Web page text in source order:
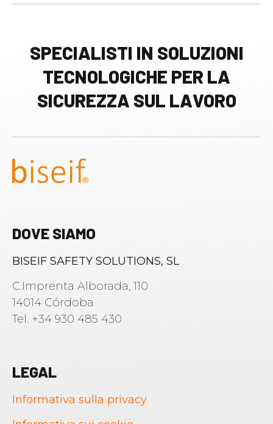
SPECIALISTI IN SOLUZIONI
TECNOLOGICHE PER LA
SICUREZZA SUL LAVORO
DOVE SIAMO
BISEIF SAFETY SOLUTIONS, SL
C.Imprenta Alborada, 110
14014 Córdoba
Tel. +34 930 485 430
LEGAL
Informativa sulla privacy